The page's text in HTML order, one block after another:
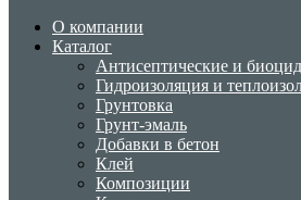
О компании
Каталог
Антисептические и
Гидроизоляция и
Грунтовка
Грунт-эмаль
Добавки в бетон
Клей
Композиции